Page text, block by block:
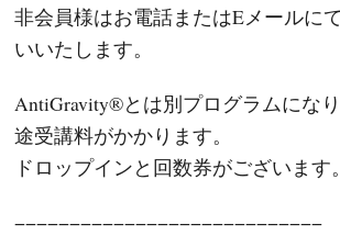
非会員様はお電話またはEメールに
いいたします。
AntiGravity®とは別プログラムにな
途受講料がかかります。
ドロップインと回数券がございます。
−−−−−−−−−−−−−−−−−−−−−−−−−−−−